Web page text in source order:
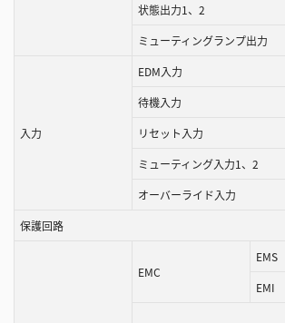
状態出力1、2
ミューティングランプ出力
入力
EDM入力
待機入力
リセット入力
ミューティング入力1、2
オーバーライド入力
保護回路
EMC
EMS
EMI